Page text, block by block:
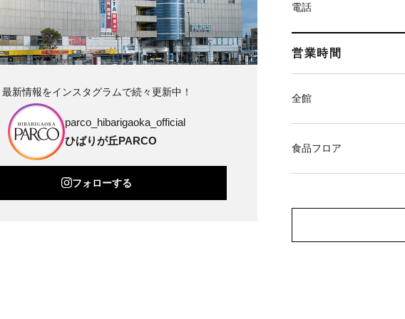
電話
営業時間
全館
食品フロア
最新情報をインスタグラムで続々更新中！
parco_hibarigaoka_official
ひばりが丘PARCO
フォローする